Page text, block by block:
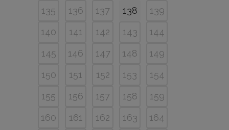
135
136 137 138
139
140
141 142 143
144
145
146 147 148
149
150
151 152 153
154
155
156 157 158
159
160
161 162 163
164